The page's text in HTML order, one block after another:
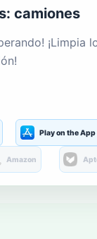
camiones
¡Limpia
Play on the App
Amazon